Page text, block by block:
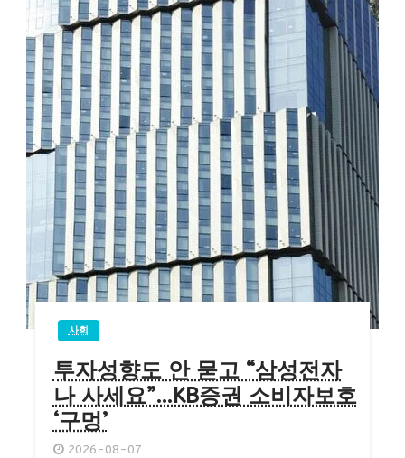
사회
투자성향도 안 묻고 “삼성전자
나 사세요”…KB증권 소비자보호
‘구멍’
2026-08-07